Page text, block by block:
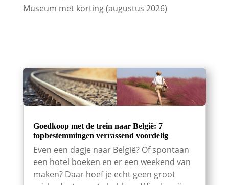
Museum met korting (augustus 2026)
Goedkoop met de trein naar België: 7
topbestemmingen verrassend voordelig
Even een dagje naar België? Of spontaan
een hotel boeken en er een weekend van
maken? Daar hoef je echt geen groot